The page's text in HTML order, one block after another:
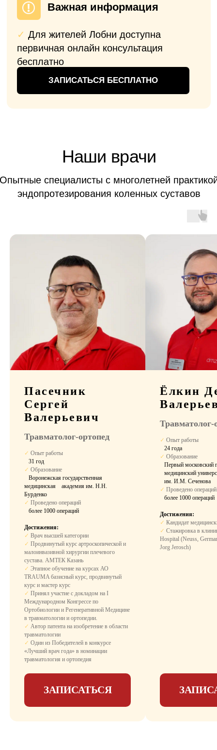
Пасечник
Сергей
Валерьевич
Травматолог-ортопед
✓ Опыт работы
⠀31 год
✓ Образование
⠀Воронежская государственная
медицинская ⠀академия им. Н.Н.
Бурденко
✓ Проведено операций
более 1000 операций
Достижения:
✓ Врач высшей категории
✓ Продвинутый курс артроскопической и
малоинвазивной хирургии плечевого
сустава. АМТЕК Казань
✓ Этапное обучение на курсах АО
TRAUMA базисный курс, продвинутый
курс и мастер курс
✓ Принял участие с докладом на I
Международном Конгрессе по
Ортобиологии и Регенеративной Медицине
в травматологии и ортопедии.
✓ Автор патента на изобретение в области
травматологии
✓ Один из Победителей в конкурсе
«Лучший врач года» в номинации
травматология и ортопедия
ЗАПИСАТЬСЯ
Ёлкин
Травматолог-
✓ Опыт работы
⠀24 года
✓ Образование
⠀Первый московский
⠀медицинский
⠀им. И.М. Сеченова
✓ Проведено операций
более 1000 операций
Достижения:
✓ Кандидат
✓ Стажировка в
Hospital (Neuss,
Jorg Jerosch)
ОТ 290 000₽
Послеоперационное
наблюдение
Пребывание в
стационаре
эндопротезирование плечевого
Замена изношенного
протеза
ОТ 260 000₽
Послеоперационное
наблюдение
ОТ 225 000₽
наблюдение
Анестезия
Однополюсное
эндопротезирование коленного
сустава
Операция
Комфортное размещение в период
восстановления после операции.
Выбор палаты
Двухместная палата
Комфортное размещение с необходимыми
удобствами для восстановления после
операции.
День госпитализации - бесплатно, не
оплачивается палата и пребывание.
Что входит:
санузел
душевая кабина с гидромассажным
душем
удобная медицинская кровать с
пультом управления
LCD-телевизор
бесплатный Wi-Fi
кондиционер
3-х разовое питание
✓медикаментозное сопровождение